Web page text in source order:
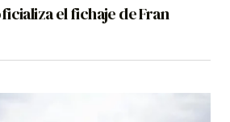
el fichaje de Fran